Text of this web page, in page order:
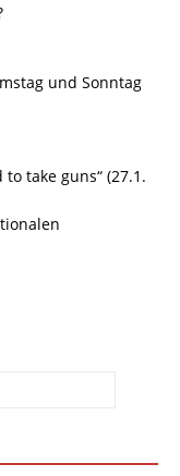
und Sonntag
take guns“ (27.1.